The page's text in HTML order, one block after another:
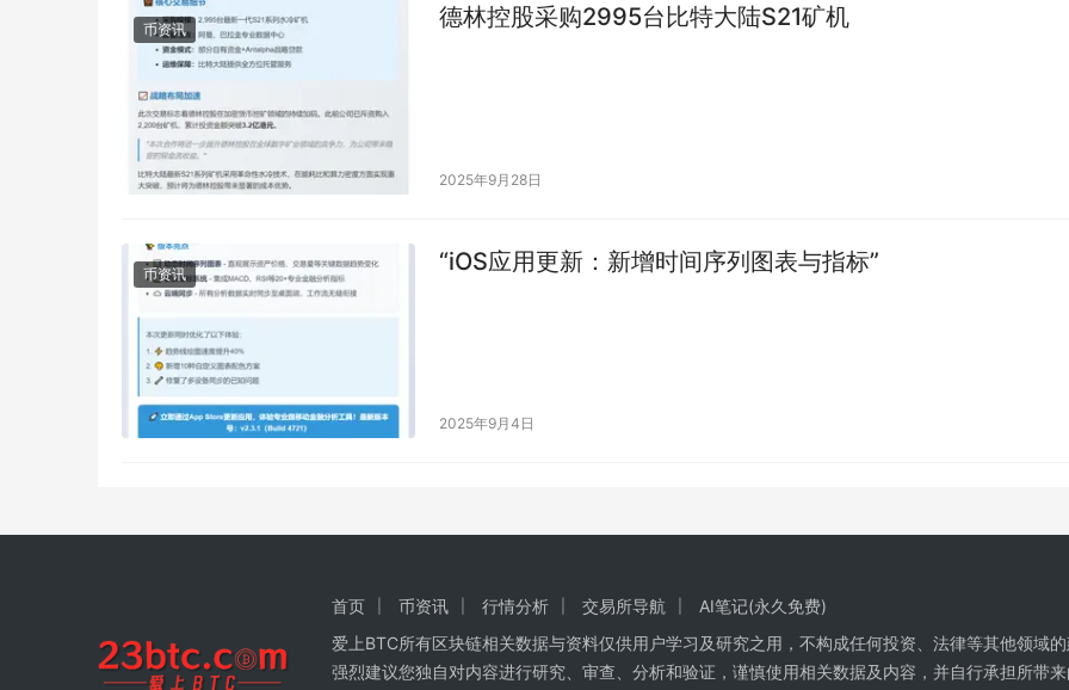
币资讯 德林控股采购2995台比特大陆S21矿机
2025年9月28日
币资讯 “iOS应用更新：新增时间序列图表与指标”
2025年9月4日
首页 币资讯 行情分析 交易所导航
AI笔记(永久免费)
爱上BTC所有区块链相关数据与资料仅供用户学习及研究之用，不构成任何投资、法律等其他领域
强烈建议您独自对内容进行研究、审查、分析和验证，谨慎使用相关数据及内容，并自行承担所带